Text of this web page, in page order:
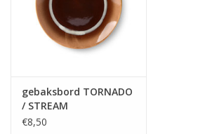
gebaksbord TORNADO
/ STREAM
€8,50